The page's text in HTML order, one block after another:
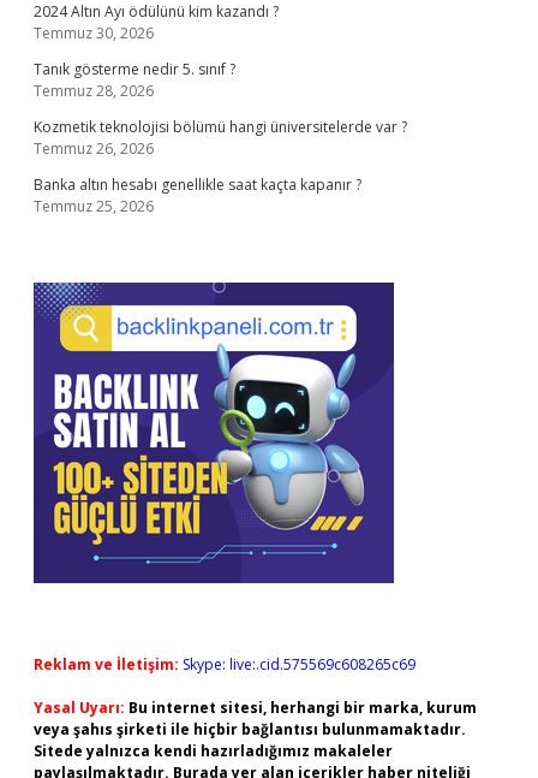
2024 Altın Ayı ödülünü kim kazandı ?
Temmuz 30, 2026
Tanık gösterme nedir 5. sınıf ?
Temmuz 28, 2026
Kozmetik teknolojisi bölümü hangi üniversitelerde var ?
Temmuz 26, 2026
Banka altın hesabı genellikle saat kaçta kapanır ?
Temmuz 25, 2026
Reklam ve İletişim: Skype: live:.cid.575569c608265c69
Yasal Uyarı: Bu internet sitesi, herhangi bir marka, kurum
veya şahıs şirketi ile hiçbir bağlantısı bulunmamaktadır.
Sitede yalnızca kendi hazırladığımız makaleler
paylaşılmaktadır. Burada yer alan içerikler haber niteliği